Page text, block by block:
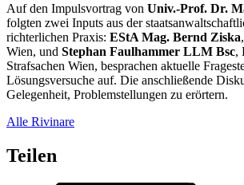
Auf den Impulsvortrag von Univ.-Prof. Dr.
folgten zwei Inputs aus der
richterlichen Praxis: EStA Mag. Bernd Ziska
Wien, und Stephan Faulhammer LLM Bsc,
Strafsachen Wien, besprachen aktuelle
Lösungsversuche auf. Die anschließende
Gelegenheit, Problemstellungen zu erörtern.
Alle Rivinare
Teilen